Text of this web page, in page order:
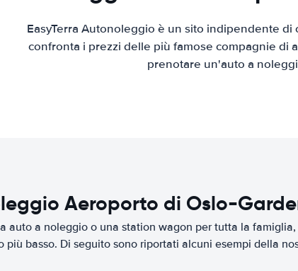
EasyTerra Autonoleggio è un sito indipendente
confronta i prezzi delle più famose compagnie di
prenotare un'auto a
Aeroporto di Oslo-
auto a noleggio o una station wagon per tutta la
più basso. Di seguito sono riportati alcuni esempi della